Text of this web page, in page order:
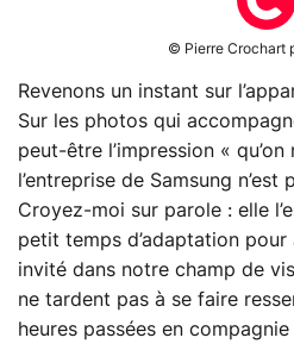
© Pierre Crochart
Revenons un instant sur
Sur les photos qui
peut-être l’impression «
l’entreprise de Samsung
Croyez-moi sur parole : elle
petit temps d’adaptation pour
invité dans notre champ de
ne tardent pas à se faire
heures passées en